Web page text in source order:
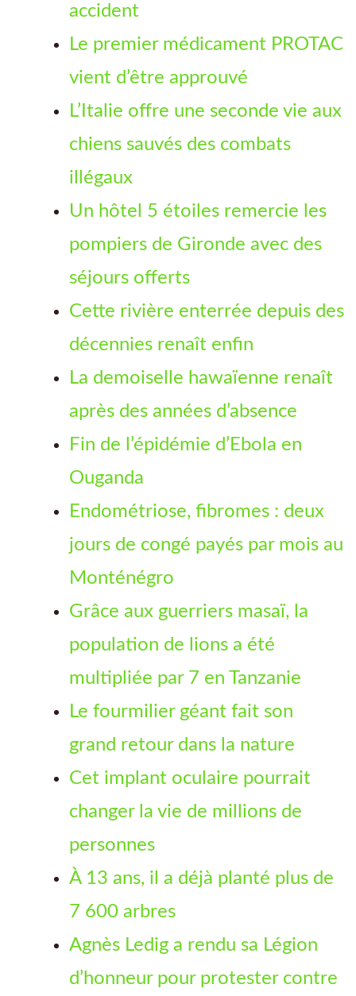
accident
Le premier médicament PROTAC
vient d’être approuvé
L’Italie offre une seconde vie aux
chiens sauvés des combats
illégaux
Un hôtel 5 étoiles remercie les
pompiers de Gironde avec des
séjours offerts
Cette rivière enterrée depuis des
décennies renaît enfin
La demoiselle hawaïenne renaît
après des années d’absence
Fin de l’épidémie d’Ebola en
Ouganda
Endométriose, fibromes : deux
jours de congé payés par mois au
Monténégro
Grâce aux guerriers masaï, la
population de lions a été
multipliée par 7 en Tanzanie
Le fourmilier géant fait son
grand retour dans la nature
Cet implant oculaire pourrait
changer la vie de millions de
personnes
À 13 ans, il a déjà planté plus de
7 600 arbres
Agnès Ledig a rendu sa Légion
d’honneur pour protester contre